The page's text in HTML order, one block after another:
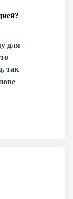
для
так